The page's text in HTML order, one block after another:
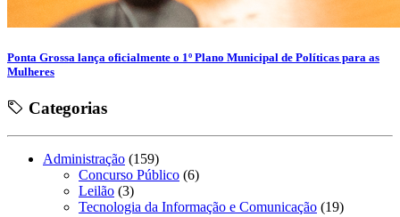
Ponta Grossa lança oficialmente o 1º Plano Municipal de Políticas para as
Mulheres
Categorias
Administração (159)
Concurso Público (6)
Leilão (3)
Tecnologia da Informação e Comunicação (19)